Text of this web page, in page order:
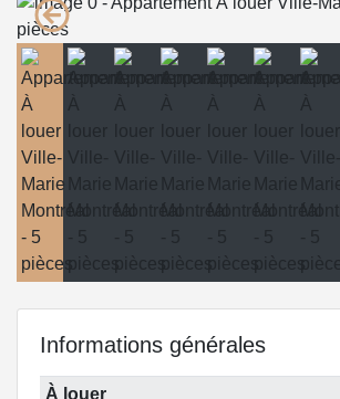
Informations générales
À louer